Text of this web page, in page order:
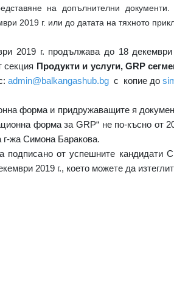
на допълнителни
2019 г. или до датата на тяхното
2019 г. продължава до 18
секция Продукти и услуги, GRP
admin@balkangashub.bg с копие до
форма и придружаващите я
форма за GRP“ не по-късно от
г-жа Симона Баракова.
от успешните кандидати
2019 г., което можете да